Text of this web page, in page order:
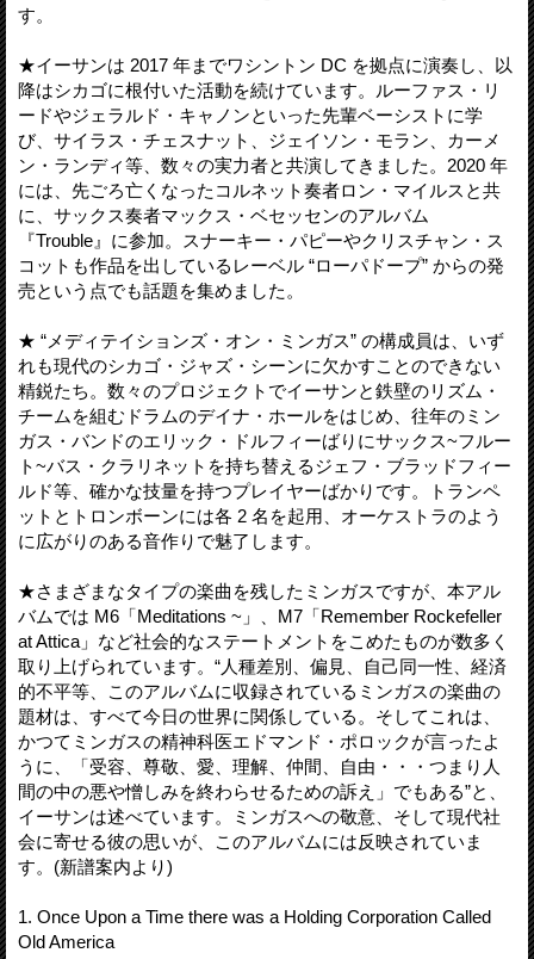
す。
★イーサンは 2017 年までワシントン DC を拠点に演奏し、以
降はシカゴに根付いた活動を続けています。ルーファス・リ
ードやジェラルド・キャノンといった先輩ベーシストに学
び、サイラス・チェスナット、ジェイソン・モラン、カーメ
ン・ランディ等、数々の実力者と共演してきました。2020 年
には、先ごろ亡くなったコルネット奏者ロン・マイルスと共
に、サックス奏者マックス・ベセッセンのアルバム
『Trouble』に参加。スナーキー・パピーやクリスチャン・ス
コットも作品を出しているレーベル “ローパドープ” からの発
売という点でも話題を集めました。
★ “メディテイションズ・オン・ミンガス” の構成員は、いず
れも現代のシカゴ・ジャズ・シーンに欠かすことのできない
精鋭たち。数々のプロジェクトでイーサンと鉄壁のリズム・
チームを組むドラムのデイナ・ホールをはじめ、往年のミン
ガス・バンドのエリック・ドルフィーばりにサックス~フルー
ト~バス・クラリネットを持ち替えるジェフ・ブラッドフィー
ルド等、確かな技量を持つプレイヤーばかりです。トランペ
ットとトロンボーンには各 2 名を起用、オーケストラのよう
に広がりのある音作りで魅了します。
★さまざまなタイプの楽曲を残したミンガスですが、本アル
バムでは M6「Meditations ~」、M7「Remember Rockefeller
at Attica」など社会的なステートメントをこめたものが数多く
取り上げられています。“人種差別、偏見、自己同一性、経済
的不平等、このアルバムに収録されているミンガスの楽曲の
題材は、すべて今日の世界に関係している。そしてこれは、
かつてミンガスの精神科医エドマンド・ポロックが言ったよ
うに、「受容、尊敬、愛、理解、仲間、自由・・・つまり人
間の中の悪や憎しみを終わらせるための訴え」でもある”と、
イーサンは述べています。ミンガスへの敬意、そして現代社
会に寄せる彼の思いが、このアルバムには反映されていま
す。(新譜案内より)
1. Once Upon a Time there was a Holding Corporation Called
Old America